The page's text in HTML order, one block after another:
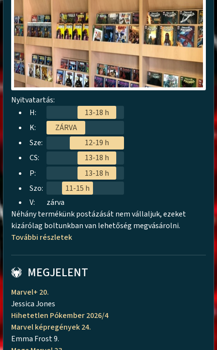
Nyitvatartás:
H:
13-18 h
K:
ZÁRVA
Sze:
12-19 h
CS:
13-18 h
P:
13-18 h
Szo:
11-15 h
V:
zárva
Néhány termékünk postázását nem vállaljuk, ezeket
kizárólag boltunkban van lehetőség megvásárolni.
További részletek
MEGJELENT
Marvel+ 20.
Jessica Jones
Hihetetlen Pókember 2026/4
Marvel képregények 24.
Emma Frost 9.